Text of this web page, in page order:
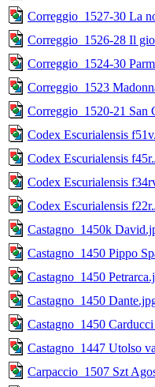
Correggio_1527-30 La
Correggio_1526-28 Il
Correggio_1524-30
Correggio_1523
Correggio_1520-21 San
Codex Escurialensis
Codex Escurialensis
Codex Escurialensis
Codex Escurialensis
Castagno_1450k
Castagno_1450 Pippo
Castagno_1450
Castagno_1450
Castagno_1450
Castagno_1447 Utolso
Carpaccio_1507 Szt